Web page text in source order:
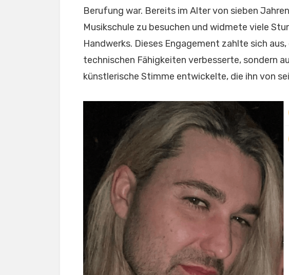
Berufung war. Bereits im Alter von sieben
Musikschule zu besuchen und widmete viele
Handwerks. Dieses Engagement zahlte sich
technischen Fähigkeiten verbesserte, sondern
künstlerische Stimme entwickelte, die ihn von